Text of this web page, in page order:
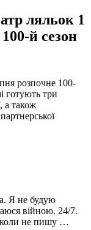
ляльок 1
й сезон
розпочне 100-
готують три
а також
Я не будую
війною. 24/7.
не пишу …